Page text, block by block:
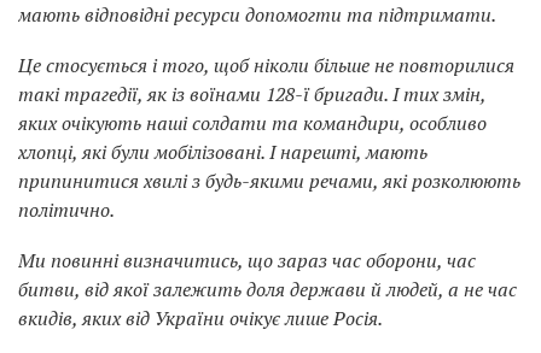
мають відповідні ресурси допомогти та підтримати.
Це стосується і того, щоб ніколи більше не повторилися
такі трагедії, як із воїнами 128-ї бригади. І тих змін,
яких очікують наші солдати та командири, особливо
хлопці, які були мобілізовані. І нарешті, мають
припинитися хвилі з будь-якими речами, які розколюють
політично.
Ми повинні визначитись, що зараз час оборони, час
битви, від якої залежить доля держави й людей, а не час
вкидів, яких від України очікує лише Росія.